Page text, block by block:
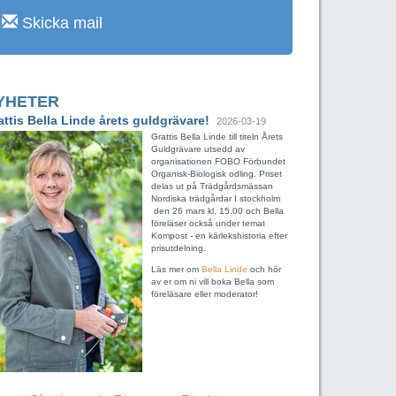
Skicka mail
Bella Linde årets guldgrävare! 2026-03-19
Grattis Bella Linde till titeln Årets
Guldgrävare utsedd av
organisationen FOBO Förbundet
Organisk-Biologisk odling. Priset
delas ut på Trädgårdsmässan
Nordiska trädgårdar I stockholm
den 26 mars kl. 15.00 och Bella
föreläser också under temat
Kompost - en kärlekshistoria efter
prisutdelning.
Läs mer om Bella Linde och hör
av er om ni vill boka Bella som
föreläsare eller moderator!